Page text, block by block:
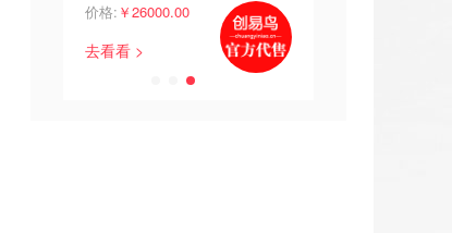
价格: ￥26000.00
去看看 >